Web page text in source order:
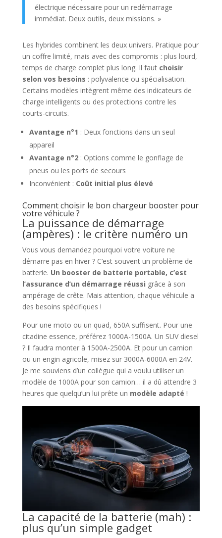
électrique nécessaire pour un redémarrage
immédiat. Deux outils, deux missions. »
Les hybrides combinent les deux univers. Pratique pour
un coffre limité, mais avec des compromis : plus lourd,
temps de charge complet plus long. Il faut choisir
selon vos besoins : polyvalence ou spécialisation.
Certains modèles intègrent même des indicateurs de
charge intelligents ou des protections contre les
courts-circuits.
Avantage n°1 : Deux fonctions dans un seul
appareil
Avantage n°2: Options comme le gonflage de
pneus ou les ports de secours
Inconvénient : Coût initial plus élevé
Comment choisir le bon chargeur booster pour
votre véhicule ?
La puissance de démarrage
(ampères) : le critère numéro un
Vous vous demandez pourquoi votre voiture ne
démarre pas en hiver ? C’est souvent un problème de
batterie. Un booster de batterie portable, c’est
l’assurance d’un démarrage réussi grâce à son
ampérage de crête. Mais attention, chaque véhicule a
des besoins spécifiques !
Pour une moto ou un quad, 650A suffisent. Pour une
citadine essence, préférez 1000A-1500A. Un SUV diesel
? Il faudra monter à 1500A-2500A. Et pour un camion
ou un engin agricole, misez sur 3000A-6000A en 24V.
Je me souviens d’un collègue qui a voulu utiliser un
modèle de 1000A pour son camion… il a dû attendre 3
heures que quelqu’un lui prête un modèle adapté !
La capacité de la batterie (mah) :
plus qu’un simple gadget